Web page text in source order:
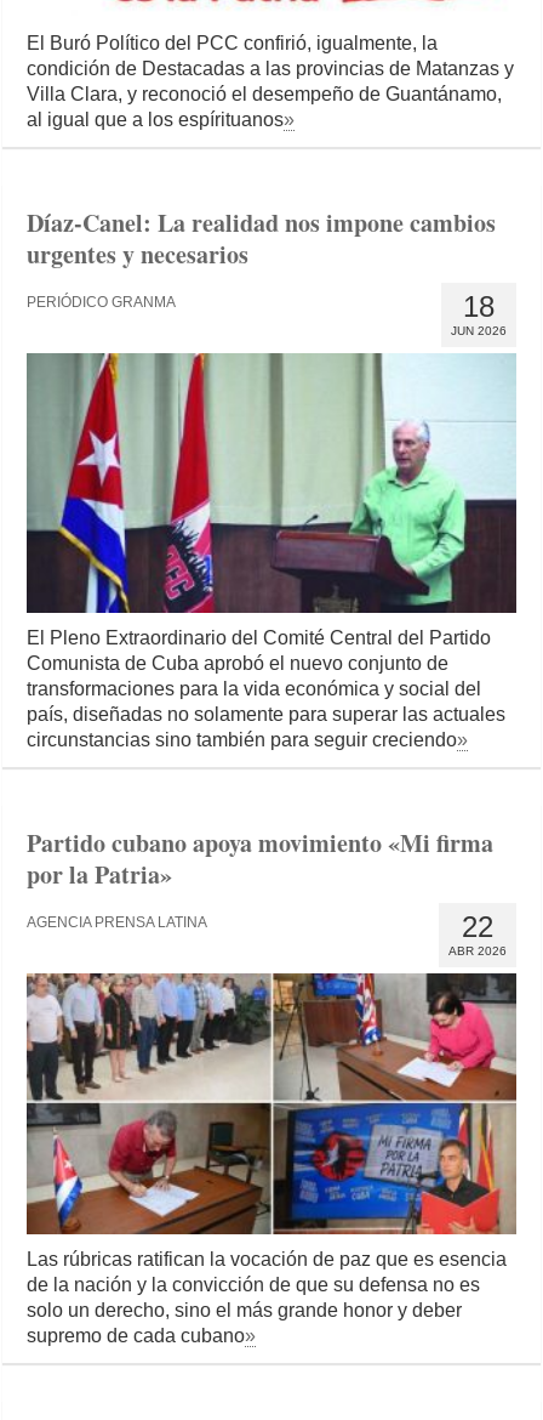
El Buró Político del PCC confirió, igualmente, la
condición de Destacadas a las provincias de Matanzas y
Villa Clara, y reconoció el desempeño de Guantánamo,
al igual que a los espírituanos»
Díaz-Canel: La realidad nos impone cambios
urgentes y necesarios
18
JUN 2026
PERIÓDICO GRANMA
El Pleno Extraordinario del Comité Central del Partido
Comunista de Cuba aprobó el nuevo conjunto de
transformaciones para la vida económica y social del
país, diseñadas no solamente para superar las actuales
circunstancias sino también para seguir creciendo»
Partido cubano apoya movimiento «Mi firma
por la Patria»
22
ABR 2026
AGENCIA PRENSA LATINA
Las rúbricas ratifican la vocación de paz que es esencia
de la nación y la convicción de que su defensa no es
solo un derecho, sino el más grande honor y deber
supremo de cada cubano»